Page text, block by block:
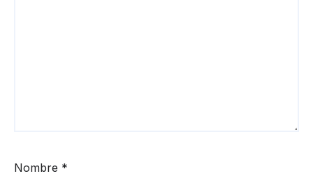
Nombre *